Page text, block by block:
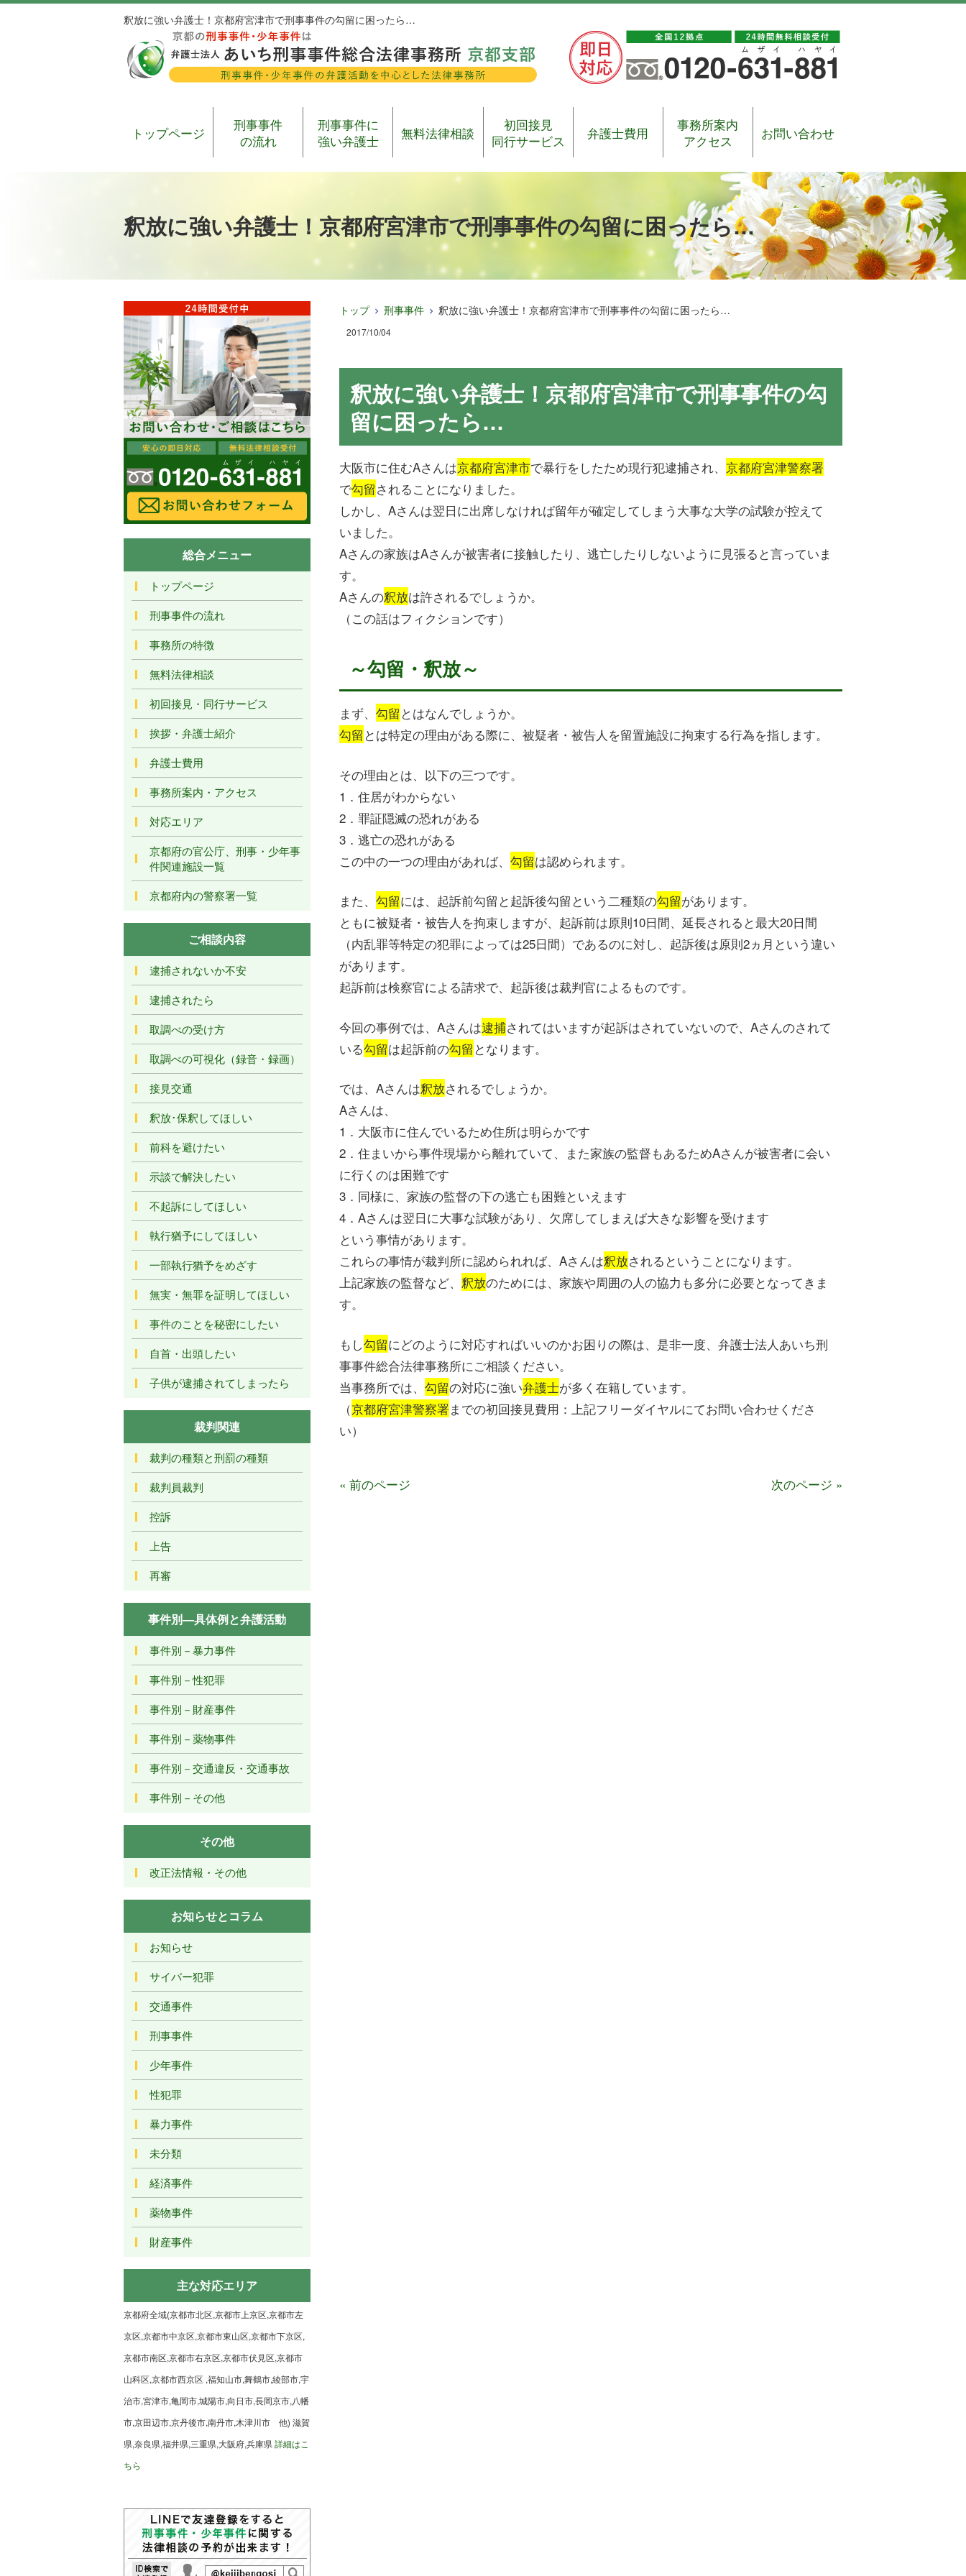
釈放に強い弁護士！京都府宮津市で刑事事件の勾留に困ったら…
トップページ
刑事事件
の流れ
刑事事件に
強い弁護士
無料法律相談
初回接見
同行サービス
弁護士費用
事務所案内
アクセス
お問い合わせ
釈放に強い弁護士！京都府宮津市で刑事事件の勾留に困ったら…
トップ 刑事事件 釈放に強い弁護士！京都府宮津市で刑事事件の勾留に困ったら…
2017/10/04
釈放に強い弁護士！京都府宮津市で刑事事件の勾
留に困ったら…
大阪市に住むAさんは京都府宮津市で暴行をしたため現行犯逮捕され、 京都府宮津警察署
で勾留されることになりました。
しかし、Aさんは翌日に出席しなければ留年が確定してしまう大事な大学の試験が控えて
いました。
Aさんの家族はAさんが被害者に接触したり、逃亡したりしないように見張ると言っていま
す。
Aさんの釈放は許されるでしょうか。
（この話はフィクションです）
～勾留・釈放～
まず、 勾留 とはなんでしょうか。
勾留 とは特定の理由がある際に、被疑者・被告人を留置施設に拘束する行為を指します。
その理由とは、以下の三つです。
1．住居がわからない
2．罪証隠滅の恐れがある
3．逃亡の恐れがある
この中の一つの理由があれば、 勾留は認められます。
また、 勾留には、起訴前勾留と起訴後勾留という二種類の勾留があります。
ともに被疑者・被告人を拘束しますが、起訴前は原則10日間、延長されると最大20日間
（内乱罪等特定の犯罪によっては25日間）であるのに対し、起訴後は原則2ヵ月という違い
があります。
起訴前は検察官による請求で、起訴後は裁判官によるものです。
今回の事例では、Aさんは逮捕されてはいますが起訴はされていないので、Aさんのされて
いる勾留は起訴前の勾留 となります。
では、Aさんは釈放されるでしょうか。
Aさんは、
1．大阪市に住んでいるため住所は明らかです
2．住まいから事件現場から離れていて、また家族の監督もあるためAさんが被害者に会い
に行くのは困難です
3．同様に、家族の監督の下の逃亡も困難といえます
4．Aさんは翌日に大事な試験があり、欠席してしまえば大きな影響を受けます
という事情があります。
これらの事情が裁判所に認められれば、Aさんは釈放されるということになります。
上記家族の監督など、 釈放のためには、家族や周囲の人の協力も多分に必要となってきま
す。
もし勾留にどのように対応すればいいのかお困りの際は、是非一度、弁護士法人あいち刑
事事件総合法律事務所にご相談ください。
当事務所では、 勾留の対応に強い弁護士が多く在籍しています。
（京都府宮津警察署までの初回接見費用：上記フリーダイヤルにてお問い合わせくださ
い）
« 前のページ 次のページ »
総合メニュー
トップページ
刑事事件の流れ
事務所の特徴
無料法律相談
初回接見・同行サービス
挨拶・弁護士紹介
弁護士費用
事務所案内・アクセス
対応エリア
京都府の官公庁、刑事・少年事
件関連施設一覧
京都府内の警察署一覧
ご相談内容
逮捕されないか不安
逮捕されたら
取調べの受け方
取調べの可視化（録音・録画）
接見交通
釈放･保釈してほしい
前科を避けたい
示談で解決したい
不起訴にしてほしい
執行猶予にしてほしい
一部執行猶予をめざす
無実・無罪を証明してほしい
事件のことを秘密にしたい
自首・出頭したい
子供が逮捕されてしまったら
裁判関連
裁判の種類と刑罰の種類
裁判員裁判
控訴
上告
再審
事件別―具体例と弁護活動
事件別－暴力事件
事件別－性犯罪
事件別－財産事件
事件別－薬物事件
事件別－交通違反・交通事故
事件別－その他
その他
改正法情報・その他
お知らせとコラム
お知らせ
サイバー犯罪
交通事件
刑事事件
少年事件
性犯罪
暴力事件
未分類
経済事件
薬物事件
財産事件
主な対応エリア
京都府全域(京都市北区,京都市上京区,京都市左
京区,京都市中京区,京都市東山区,京都市下京区,
京都市南区,京都市右京区,京都市伏見区,京都市
山科区,京都市西京区 ,福知山市,舞鶴市,綾部市,宇
治市,宮津市,亀岡市,城陽市,向日市,長岡京市,八幡
市,京田辺市,京丹後市,南丹市,木津川市 他) 滋賀
県,奈良県,福井県,三重県,大阪府,兵庫県 詳細はこ
ちら